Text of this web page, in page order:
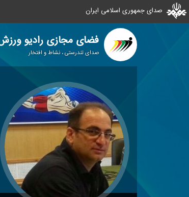
صدای جمهوری اسلامی ایران
فضای مجازی رادیو
صدای تندرستی ، نشاط و افتخار